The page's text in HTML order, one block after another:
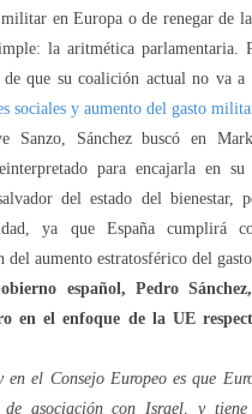
en Europa o de renegar de
la aritmética parlamentaria.
de que su coalición actual no va a
sociales y aumento del gasto
Sanzo, Sánchez buscó en
para encajarla en
del estado del bienestar,
ya que España cumplirá
del aumento estratosférico del
español, Pedro
en el enfoque de la UE
en el Consejo Europeo es que
de asociación con Israel, y